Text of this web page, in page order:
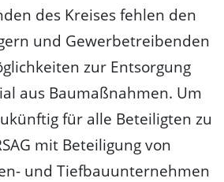
des Kreises fehlen den
und Gewerbetreibenden
zur Entsorgung
aus Baumaßnahmen. Um
für alle Beteiligten zu
mit Beteiligung von
und Tiefbauunternehmen